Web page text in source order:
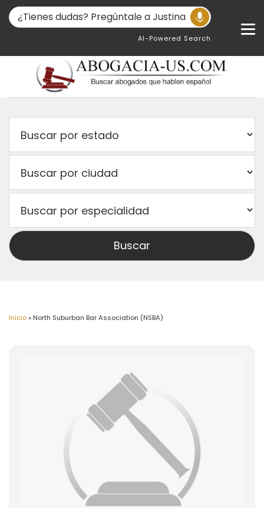
AI-Powered Search
Inicio» North Suburban Bar Association (NSBA)